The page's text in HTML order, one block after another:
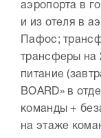
аэропорта в
и из отеля в
Пафос;
трансферы на
питание
BOARD» в
команды +
на этаже